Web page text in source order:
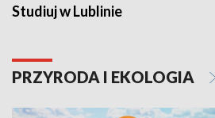
Studiuj w Lublinie
PRZYRODA I EKOLOGIA